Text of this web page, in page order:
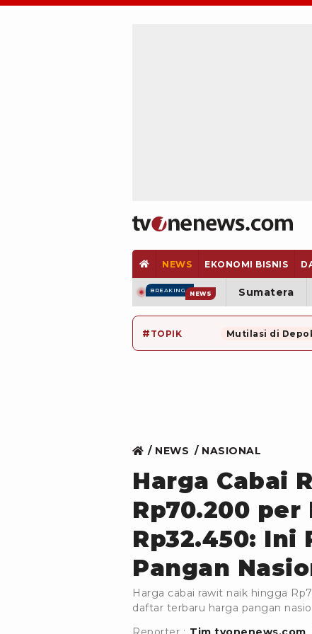
NEWS EKONOMI BISNIS
BREAKING NEWS Sumatera
# TOPIK Mutilasi di
NEWS NASIONAL
Harga Cabai
Rp70.200 per
Rp32.450: Ini
Pangan
Harga cabai rawit naik hingga
daftar terbaru harga pangan